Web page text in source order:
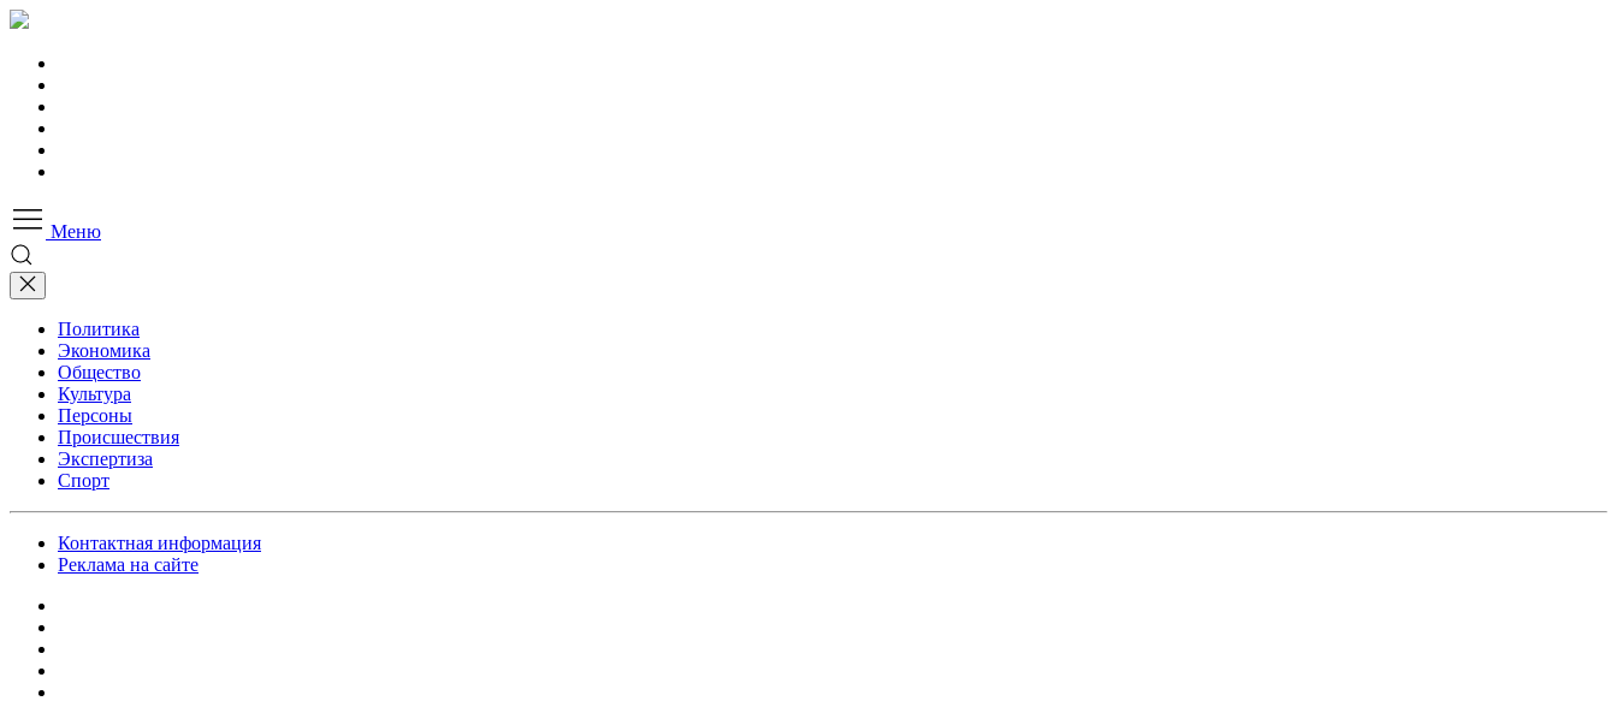
Меню
Политика
Экономика
Общество
Культура
Персоны
Происшествия
Экспертиза
Спорт
Контактная информация
Реклама на сайте